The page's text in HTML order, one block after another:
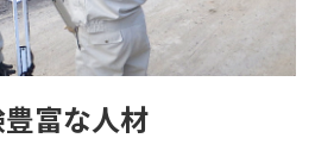
富な人材